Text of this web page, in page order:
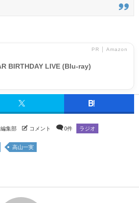
PR │ Amazon
BIRTHDAY LIVE (Blu-ray)
集部 コメント 0件 ラジオ
高山一実